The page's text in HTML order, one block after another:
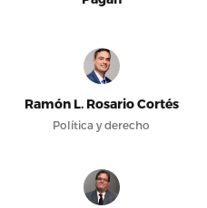
Ramón L. Rosario Cortés
Política y derecho